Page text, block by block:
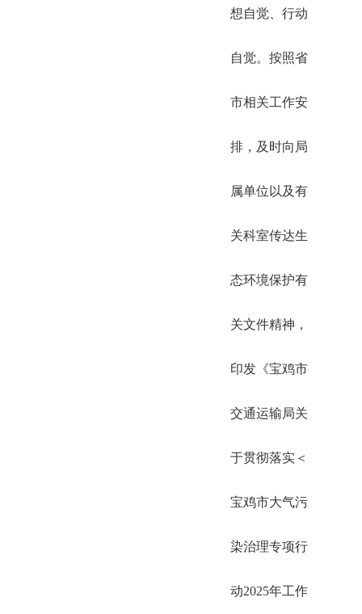
想自觉、行动
自觉。按照省
市相关工作安
排，及时向局
属单位以及有
关科室传达生
态环境保护有
关文件精神，
印发《宝鸡市
交通运输局关
于贯彻落实＜
宝鸡市大气污
染治理专项行
动2025年工作